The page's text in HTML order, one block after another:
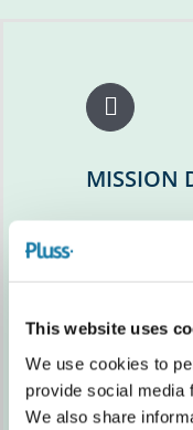
This website uses
We use cookies to
provide social media
We also share
MISSION